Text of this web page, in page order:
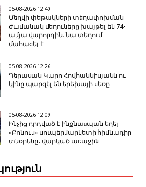
05-08-2026 12:40
Մեղվի փեթակների տեղափոխման
ժամանակ մեղուները խայթել են 74-
ամյա վարորդին․ նա տեղում
մահացել է
05-08-2026 12:26
Դերասան Կարո Հովհաննիսյանն ու
կինը պարզել են երեխայի սեռը
05-08-2026 12:09
Ինչից դրդված է ինքնաuպան եղել
«Բոնուս» սուպերմարկետի հիմնադիր
տնօրենը․ վարկած առաջին